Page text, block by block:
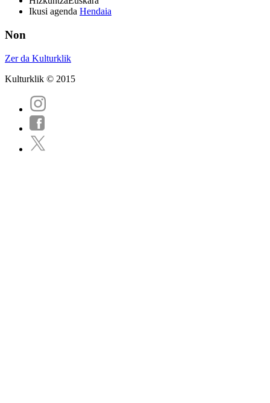
Ikusi agenda Hendaia
Non
Zer da Kulturklik
Kulturklik © 2015